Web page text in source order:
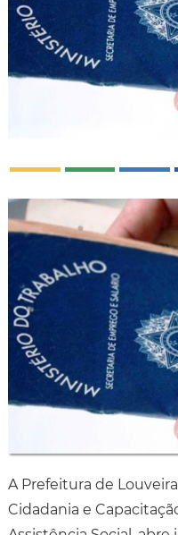
A Prefeitura de
Cidadania e